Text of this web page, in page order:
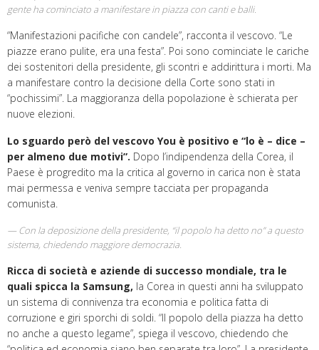
gente ha cominciato a manifestare in piazza con canti e balli.
“Manifestazioni pacifiche con candele”, racconta il vescovo. “Le
piazze erano pulite, era una festa”. Poi sono cominciate le cariche
dei sostenitori della presidente, gli scontri e addirittura i morti. Ma
a manifestare contro la decisione della Corte sono stati in
“pochissimi”. La maggioranza della popolazione è schierata per
nuove elezioni.
Lo sguardo però del vescovo You è positivo e “lo è – dice –
per almeno due motivi”. Dopo l’indipendenza della Corea, il
Paese è progredito ma la critica al governo in carica non è stata
mai permessa e veniva sempre tacciata per propaganda
comunista.
Con la deposizione della presidente, “il popolo ha detto no” a questo
sistema, chiedendo maggiore democrazia.
Ricca di società e aziende di successo mondiale, tra le
quali spicca la Samsung, la Corea in questi anni ha sviluppato
un sistema di connivenza tra economia e politica fatta di
corruzione e giri sporchi di soldi. “Il popolo della piazza ha detto
no anche a questo legame”, spiega il vescovo, chiedendo che